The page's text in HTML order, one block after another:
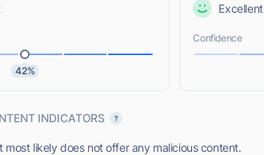
42%
Excellent
Confidence
INDICATORS
most likely does not offer any malicious content.